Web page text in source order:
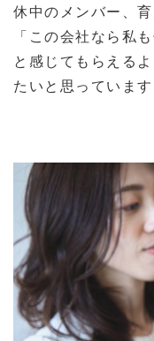
休中のメンバー、
「この会社なら私
と感じてもらえる
たいと思っています